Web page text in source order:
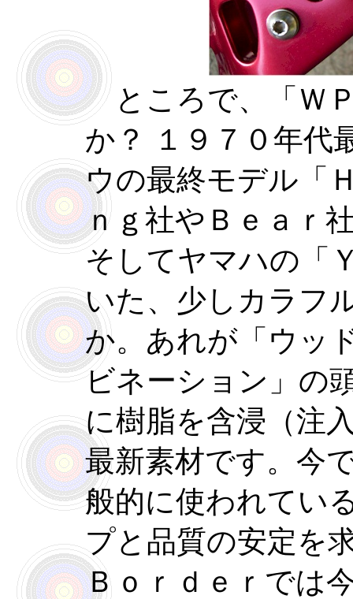
ところで、「Ｗ
か？ １９７０年代
ウの最終モデル「
ｎｇ社やＢｅａｒ
そしてヤマハの「
いた、少しカラフ
か。あれが「ウッ
ビネーション」の
に樹脂を含浸（注
最新素材です。今
般的に使われてい
プと品質の安定を
Ｂｏｒｄｅｒでは